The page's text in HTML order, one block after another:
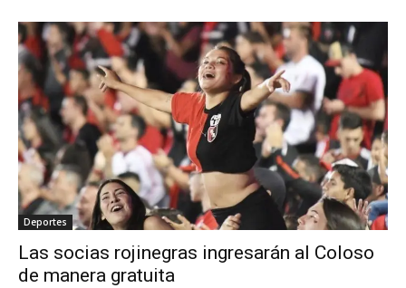
Deportes
Las socias rojinegras ingresarán al Coloso
de manera gratuita